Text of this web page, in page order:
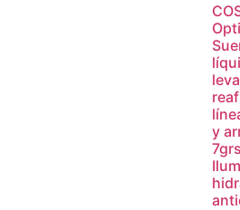
y